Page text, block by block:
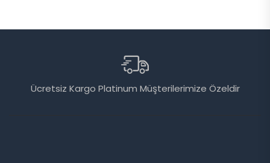
Ücretsiz Kargo Platinum Müşterilerimize Özeldir